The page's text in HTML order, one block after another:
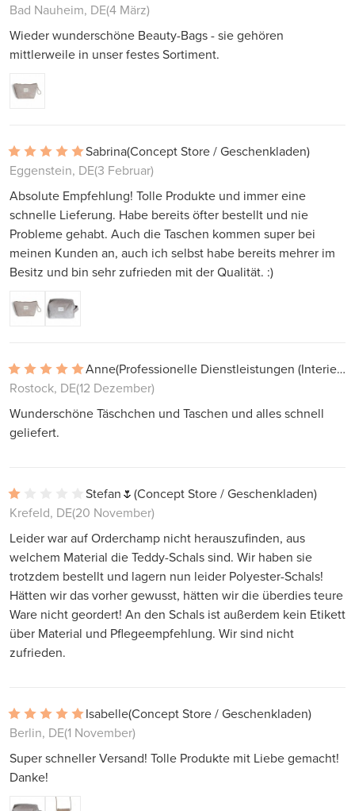
Bad Nauheim, DE(4 März)
Wieder wunderschöne Beauty-Bags - sie gehören
mittlerweile in unser festes Sortiment.
Sabrina(Concept Store / Geschenkladen)
Eggenstein, DE(3 Februar)
Absolute Empfehlung! Tolle Produkte und immer eine
schnelle Lieferung. Habe bereits öfter bestellt und nie
Probleme gehabt. Auch die Taschen kommen super bei
meinen Kunden an, auch ich selbst habe bereits mehrer im
Besitz und bin sehr zufrieden mit der Qualität. :)
Anne
(Professionelle Dienstleistungen (Interieur, Projekte))
Rostock, DE(12 Dezember)
Wunderschöne Täschchen und Taschen und alles schnell
geliefert.
Stefan🌷(Concept Store / Geschenkladen)
Krefeld, DE(20 November)
Leider war auf Orderchamp nicht herauszufinden, aus
welchem Material die Teddy-Schals sind. Wir haben sie
trotzdem bestellt und lagern nun leider Polyester-Schals!
Hätten wir das vorher gewusst, hätten wir die überdies teure
Ware nicht geordert! An den Schals ist außerdem kein Etikett
über Material und Pflegeempfehlung. Wir sind nicht
zufrieden.
Isabelle(Concept Store / Geschenkladen)
Berlin, DE(1 November)
Super schneller Versand! Tolle Produkte mit Liebe gemacht!
Danke!